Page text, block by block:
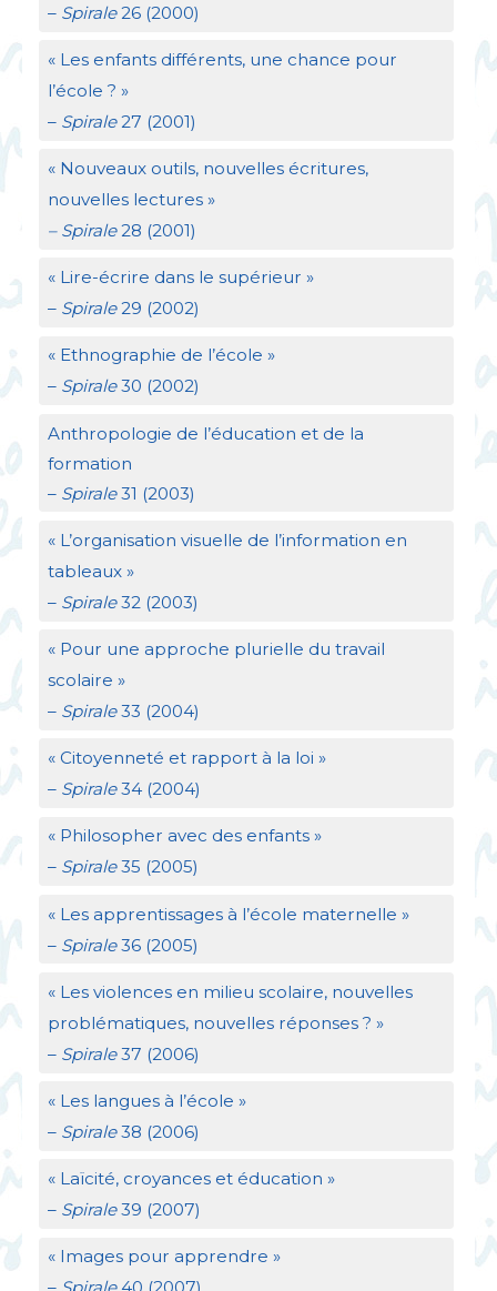
– Spirale26 (2000)
« Les enfants différents, une chance pour
l’école ? »
– Spirale27 (2001)
« Nouveaux outils, nouvelles écritures,
nouvelles lectures »
– Spirale28 (2001)
« Lire-écrire dans le supérieur »
– Spirale29 (2002)
« Ethnographie de l’école »
– Spirale30 (2002)
Anthropologie de l’éducation et de la
formation
– Spirale31 (2003)
« L’organisation visuelle de l’information en
tableaux »
– Spirale32 (2003)
« Pour une approche plurielle du travail
scolaire »
– Spirale33 (2004)
« Citoyenneté et rapport à la loi »
– Spirale34 (2004)
« Philosopher avec des enfants »
– Spirale35 (2005)
« Les apprentissages à l’école maternelle »
– Spirale36 (2005)
« Les violences en milieu scolaire, nouvelles
problématiques, nouvelles réponses ? »
– Spirale37 (2006)
« Les langues à l’école »
– Spirale38 (2006)
« Laïcité, croyances et éducation »
– Spirale39 (2007)
« Images pour apprendre »